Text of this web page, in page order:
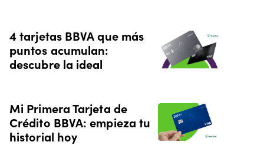
4 tarjetas BBVA que más
puntos acumulan:
descubre la ideal
Mi Primera Tarjeta de
Crédito BBVA: empieza tu
historial hoy